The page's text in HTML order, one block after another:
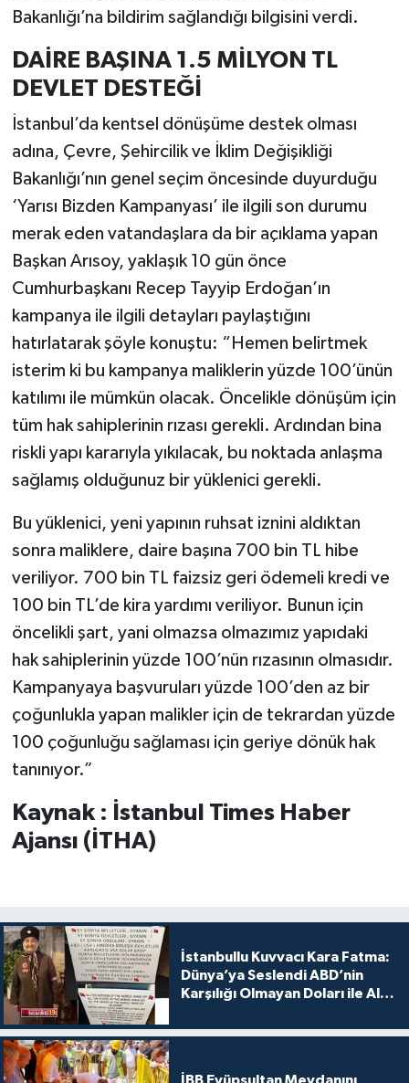
Bakanlığı’na bildirim sağlandığı bilgisini verdi.
DAİRE BAŞINA 1.5 MİLYON TL
DEVLET DESTEĞİ
İstanbul’da kentsel dönüşüme destek olması
adına, Çevre, Şehircilik ve İklim Değişikliği
Bakanlığı’nın genel seçim öncesinde duyurduğu
‘Yarısı Bizden Kampanyası’ ile ilgili son durumu
merak eden vatandaşlara da bir açıklama yapan
Başkan Arısoy, yaklaşık 10 gün önce
Cumhurbaşkanı Recep Tayyip Erdoğan’ın
kampanya ile ilgili detayları paylaştığını
hatırlatarak şöyle konuştu: “Hemen belirtmek
isterim ki bu kampanya maliklerin yüzde 100’ünün
katılımı ile mümkün olacak. Öncelikle dönüşüm için
tüm hak sahiplerinin rızası gerekli. Ardından bina
riskli yapı kararıyla yıkılacak, bu noktada anlaşma
sağlamış olduğunuz bir yüklenici gerekli.
Bu yüklenici, yeni yapının ruhsat iznini aldıktan
sonra maliklere, daire başına 700 bin TL hibe
veriliyor. 700 bin TL faizsiz geri ödemeli kredi ve
100 bin TL’de kira yardımı veriliyor. Bunun için
öncelikli şart, yani olmazsa olmazımız yapıdaki
hak sahiplerinin yüzde 100’nün rızasının olmasıdır.
Kampanyaya başvuruları yüzde 100’den az bir
çoğunlukla yapan malikler için de tekrardan yüzde
100 çoğunluğu sağlaması için geriye dönük hak
tanınıyor.”
Kaynak : İstanbul Times Haber
Ajansı (İTHA)
İstanbullu Kuvvacı Kara Fatma:
Dünya’ya Seslendi ABD’nin
Karşılığı Olmayan Doları ile Alış